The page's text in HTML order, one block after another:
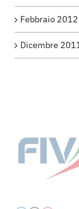
Febbraio 2012
Dicembre